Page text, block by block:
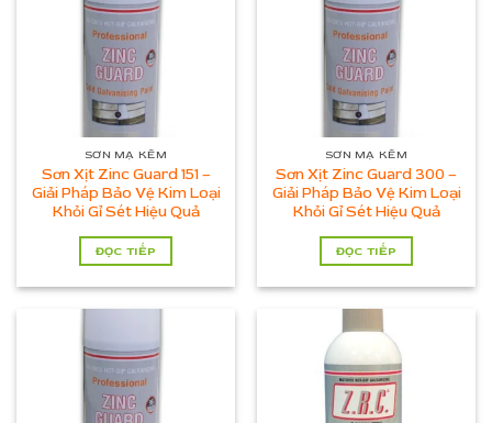
SƠN MẠ KẼM
Sơn Xịt Zinc Guard 151 –
Giải Pháp Bảo Vệ Kim Loại
Khỏi Gỉ Sét Hiệu Quả
ĐỌC TIẾP
SƠN MẠ KẼM
Sơn Xịt Zinc Guard 300 –
Giải Pháp Bảo Vệ Kim Loại
Khỏi Gỉ Sét Hiệu Quả
ĐỌC TIẾP